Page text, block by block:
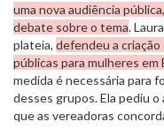
uma nova audiência
debate sobre o tema.
plateia, defendeu a
públicas para mulheres em
medida é necessária para
desses grupos. Ela pediu
que as vereadoras